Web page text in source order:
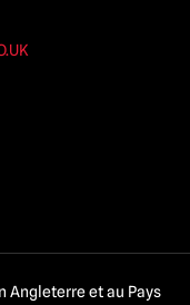
Angleterre et au Pays